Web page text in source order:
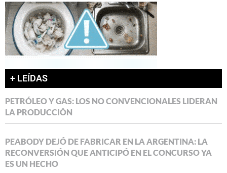
+ LEÍDAS
PETRÓLEO Y GAS: LOS NO CONVENCIONALES LIDERAN
LA PRODUCCIÓN
PEABODY DEJÓ DE FABRICAR EN LA ARGENTINA: LA
RECONVERSIÓN QUE ANTICIPÓ EN EL CONCURSO YA
ES UN HECHO